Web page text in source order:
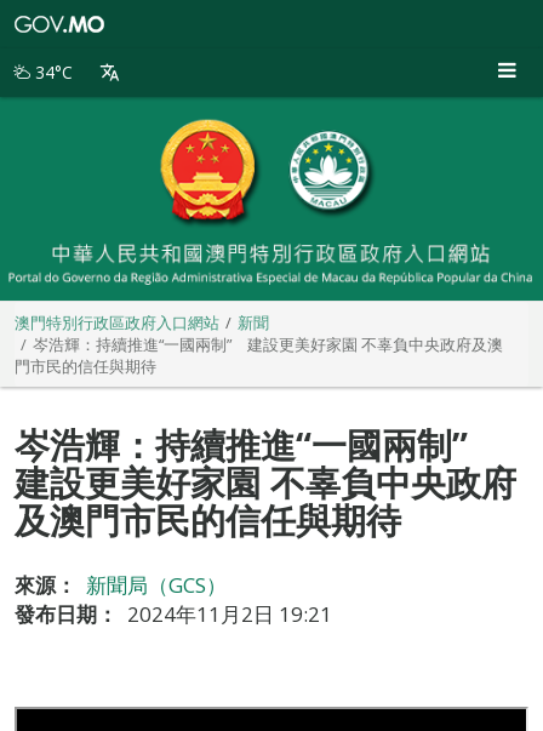
別
34°C
澳門特別行政區政府入口網站
新聞
岑浩輝：持續推進“一國兩制” 建設更美好家園 不辜負中央政府及澳
門市民的信任與期待
岑浩輝：持續推進“一國兩制”
建設更美好家園 不辜負中央政府
及澳門市民的信任與期待
來源：
新聞局（GCS）
發布日期：
2024年11月2日 19:21